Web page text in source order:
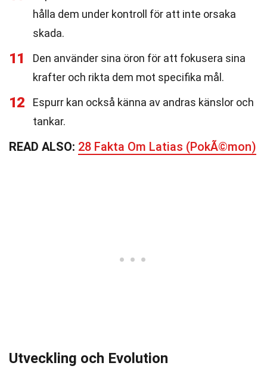
hålla dem under kontroll för att inte orsaka
skada.
11
Den använder sina öron för att fokusera sina
krafter och rikta dem mot specifika mål.
12
Espurr kan också känna av andras känslor och
tankar.
READ ALSO: 28 Fakta Om Latias (PokÃ©mon)
Utveckling och Evolution